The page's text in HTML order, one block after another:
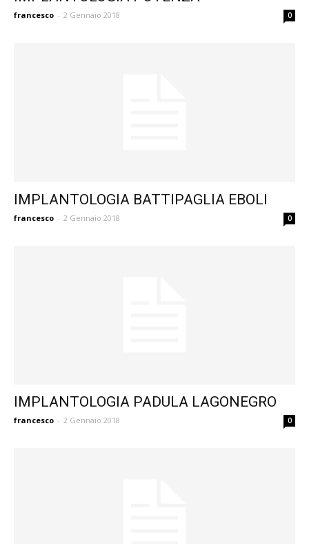
francesco - 2 Gennaio 2018 0
IMPLANTOLOGIA BATTIPAGLIA EBOLI
francesco - 2 Gennaio 2018 0
IMPLANTOLOGIA PADULA LAGONEGRO
francesco - 2 Gennaio 2018 0